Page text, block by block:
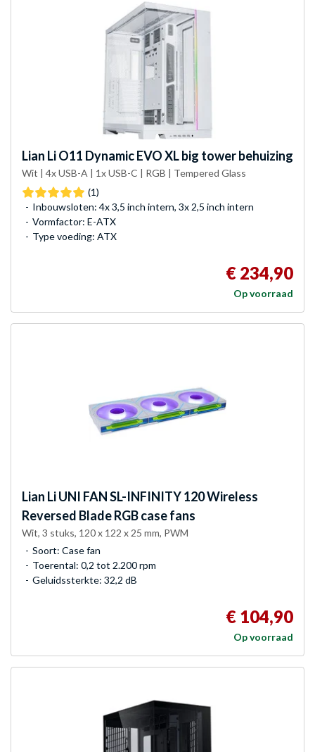
Lian LiO11 Dynamic EVO XL big tower behuizing
Wit | 4x USB-A | 1x USB-C | RGB | Tempered Glass
(1)
Inbouwsloten: 4x 3,5 inch intern, 3x 2,5 inch intern
Vormfactor: E-ATX
Type voeding: ATX
€ 234,90
Op voorraad
Lian LiUNI FAN SL-INFINITY 120 Wireless
Reversed Blade RGB case fans
Wit, 3 stuks, 120 x 122 x 25 mm, PWM
Soort: Case fan
Toerental: 0,2 tot 2.200 rpm
Geluidssterkte: 32,2 dB
€ 104,90
Op voorraad